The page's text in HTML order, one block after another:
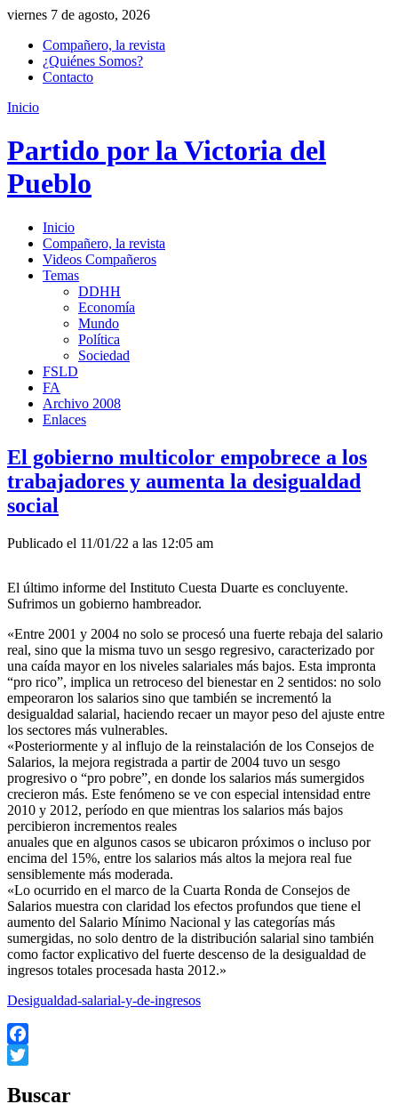
viernes 7 de agosto, 2026
Compañero, la revista
¿Quiénes Somos?
Contacto
Inicio
Partido por la Victoria del
Pueblo
Inicio
Compañero, la revista
Videos Compañeros
Temas
DDHH
Economía
Mundo
Política
Sociedad
FSLD
FA
Archivo 2008
Enlaces
El gobierno multicolor empobrece a los
trabajadores y aumenta la desigualdad
social
Publicado el 11/01/22 a las 12:05 am
El último informe del Instituto Cuesta Duarte es concluyente.
Sufrimos un gobierno hambreador.
«Entre 2001 y 2004 no solo se procesó una fuerte rebaja del salario
real, sino que la misma tuvo un sesgo regresivo, caracterizado por
una caída mayor en los niveles salariales más bajos. Esta impronta
“pro rico”, implica un retroceso del bienestar en 2 sentidos: no solo
empeoraron los salarios sino que también se incrementó la
desigualdad salarial, haciendo recaer un mayor peso del ajuste entre
los sectores más vulnerables.
«Posteriormente y al influjo de la reinstalación de los Consejos de
Salarios, la mejora registrada a partir de 2004 tuvo un sesgo
progresivo o “pro pobre”, en donde los salarios más sumergidos
crecieron más. Este fenómeno se ve con especial intensidad entre
2010 y 2012, período en que mientras los salarios más bajos
percibieron incrementos reales
anuales que en algunos casos se ubicaron próximos o incluso por
encima del 15%, entre los salarios más altos la mejora real fue
sensiblemente más moderada.
«Lo ocurrido en el marco de la Cuarta Ronda de Consejos de
Salarios muestra con claridad los efectos profundos que tiene el
aumento del Salario Mínimo Nacional y las categorías más
sumergidas, no solo dentro de la distribución salarial sino también
como factor explicativo del fuerte descenso de la desigualdad de
ingresos totales procesada hasta 2012.»
Desigualdad-salarial-y-de-ingresos
Facebook
Buscar